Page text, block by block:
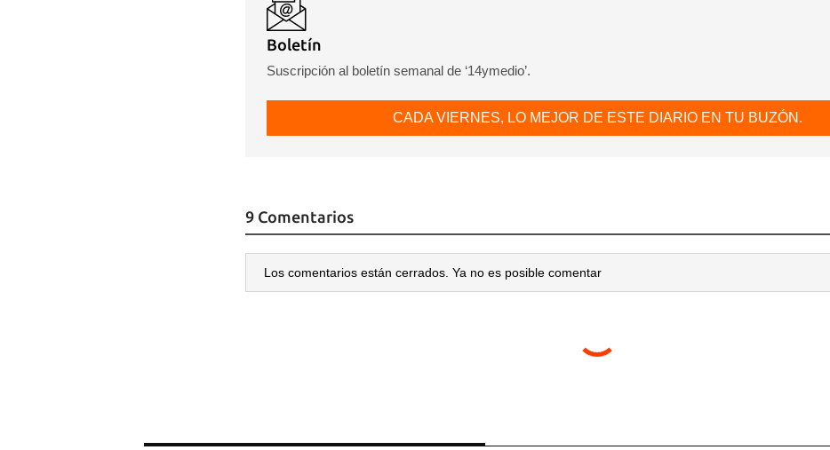
Boletín
Suscripción al boletín semanal de ‘14ymedio’.
CADA VIERNES, LO MEJOR DE ESTE DIARIO EN TU BUZÓN.
9 Comentarios
Los comentarios están cerrados. Ya no es posible comentar